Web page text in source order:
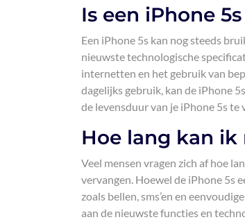
Is een iPhone
Een iPhone 5s kan nog steeds
nieuwste technologische
internetten en het gebruik van
dagelijks gebruik, kan de iPhone
de levensduur van je iPhone 5s
Hoe lang kan ik
Veel mensen vragen zich af hoe
vervangen. Hoewel de iPhone 5s
zoals bellen, sms’en en
aan de nieuwste functies en